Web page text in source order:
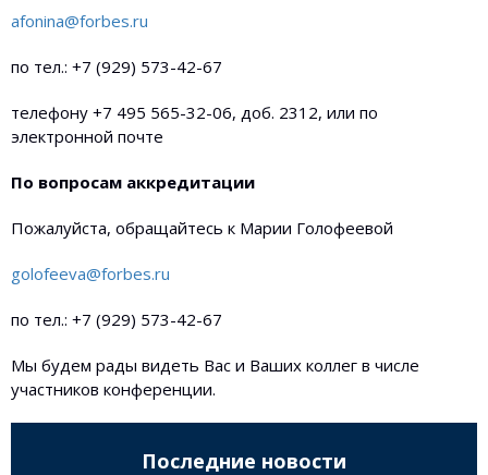
afonina@forbes.ru
по тел.: +7 (929) 573-42-67
телефону +7 495 565-32-06, доб. 2312, или по
электронной почте
По вопросам аккредитации
Пожалуйста, обращайтесь к Марии Голофеевой
golofeeva@forbes.ru
по тел.: +7 (929) 573-42-67
Мы будем рады видеть Вас и Ваших коллег в числе
участников конференции.
Последние новости